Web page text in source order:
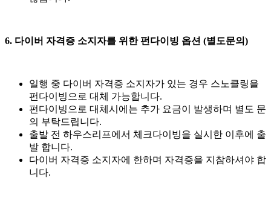
6. 다이버 자격증 소지자를 위한 펀다이빙 옵션 (별도문의)
일행 중 다이버 자격증 소지자가 있는 경우 스노클링을
펀다이빙으로 대체 가능합니다.
펀다이빙으로 대체시에는 추가 요금이 발생하며 별도 문
의 부탁드립니다.
출발 전 하우스리프에서 체크다이빙을 실시한 이후에 출
발 합니다.
다이버 자격증 소지자에 한하며 자격증을 지참하셔야 합
니다.